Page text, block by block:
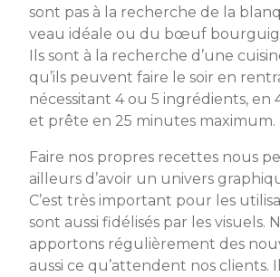
sont pas à la recherche de la
veau idéale ou du bœuf
Ils sont à la recherche d’une
qu’ils peuvent faire le soir en
nécessitant 4 ou 5 ingrédients, en
et prête en 25 minutes maximum.
Faire nos propres recettes nous
ailleurs d’avoir un univers
C’est très important pour les
sont aussi fidélisés par les visuels.
apportons régulièrement des
aussi ce qu’attendent nos clients.